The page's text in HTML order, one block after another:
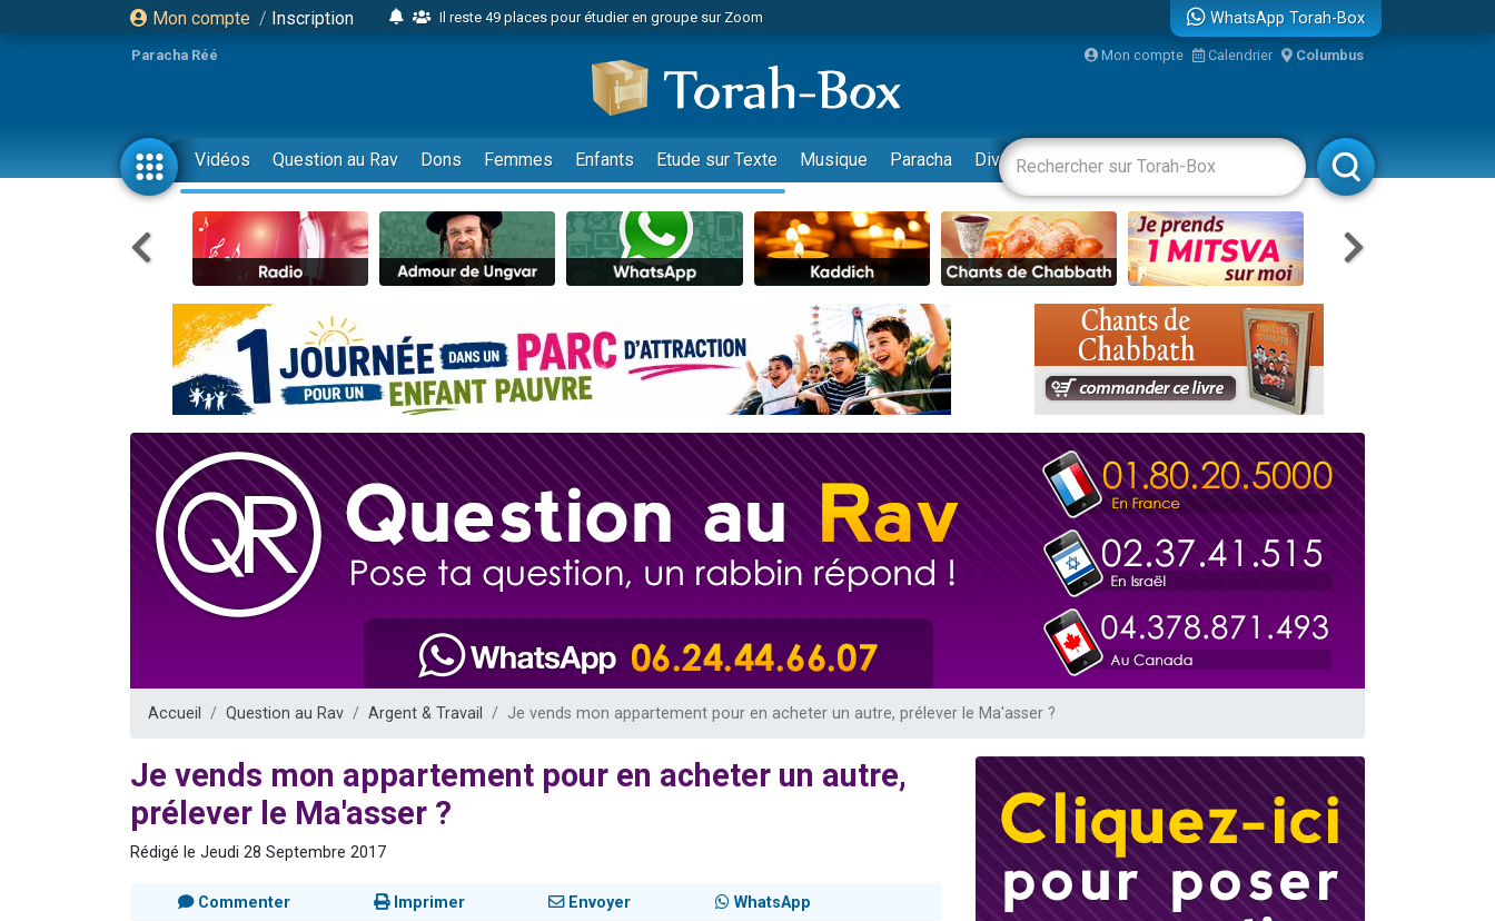
Mon compte / Inscription
Il reste 49 places pour étudier en groupe sur Zoom
2 personnes viennent de nous rejoindre sur WhatsApp
6 personnes viennent de nous rejoindre sur WhatsApp
4 personnes viennent de faire un don pour Reloger Rivka, 6 enfants, victime de violences...
2 personnes viennent de faire un don pour 1 Journée de Vacances Pour les Enfants
17 personnes viennent de demander une bénédiction
4 personnes viennent de nous rejoindre sur WhatsApp
Il reste 49 places pour étudier en groupe sur Zoom
4 personnes viennent de nous rejoindre sur WhatsApp
3 personnes viennent de nous rejoindre sur WhatsApp
Odaya vient de donner son Maasser
3 personnes viennent de faire un don pour 5 jours de vacances aux Orphelins
2 personnes viennent de nous rejoindre sur WhatsApp
13 personnes viennent de demander une bénédiction
Il reste 49 places pour étudier en groupe sur Zoom
12 nouvelles musiques dans Torah-Box Music
29 personnes viennent de demander une bénédiction
WhatsApp Torah-Box
Paracha Réé Mon compte Calendrier Columbus
Vidéos Question au Rav Dons Femmes Enfants Etude sur Texte Musique Paracha Divertissements Livres Rabbanim
Accueil Question au Rav Argent & Travail Je vends mon appartement pour en acheter un autre, prélever le Ma'asser ?
Je vends mon appartement pour en acheter un autre,
prélever le Ma'asser ?
Rédigé le Jeudi 28 Septembre 2017
Commenter Imprimer Envoyer WhatsApp